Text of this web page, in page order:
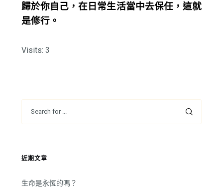
歸於你自己，在日常生活當中去保任，這就
是修行。
Visits: 3
近期文章
生命是永恆的嗎？